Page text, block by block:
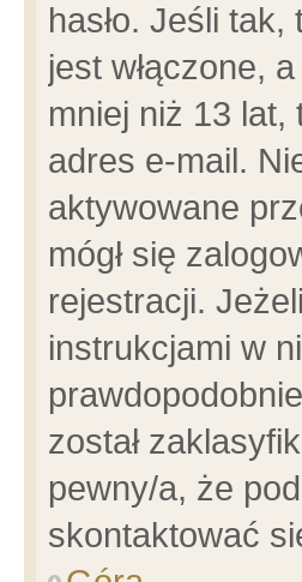
hasło. Jeśli
jest włączone,
mniej niż 13 lat,
adres e-mail.
aktywowane
mógł się
rejestracji.
instrukcjami w
został
pewny/a, że
skontaktować